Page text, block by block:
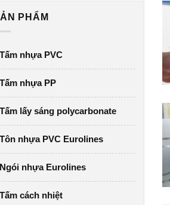
PHẨM
Tấm nhựa PVC
Tấm nhựa PP
Tấm lấy sáng polycarbonate
Tôn nhựa PVC Eurolines
Ngói nhựa Eurolines
Tấm cách nhiệt